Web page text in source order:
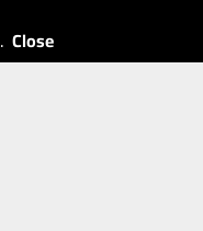
. Close